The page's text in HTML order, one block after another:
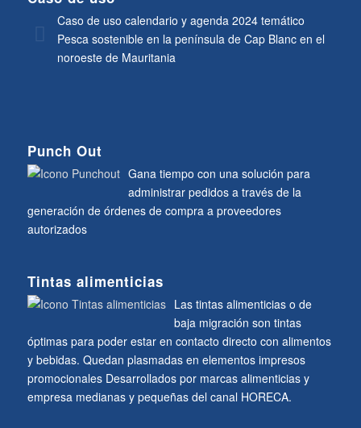
Caso de uso calendario y agenda 2024 temático
Pesca sostenible en la península de Cap Blanc en el
noroeste de Mauritania
Punch Out
Gana tiempo con una solución para
administrar pedidos a través de la
generación de órdenes de compra a proveedores
autorizados
Tintas alimenticias
Las tintas alimenticias o de
baja migración son tintas
óptimas para poder estar en contacto directo con alimentos
y bebidas. Quedan plasmadas en elementos impresos
promocionales Desarrollados por marcas alimenticias y
empresa medianas y pequeñas del canal HORECA.